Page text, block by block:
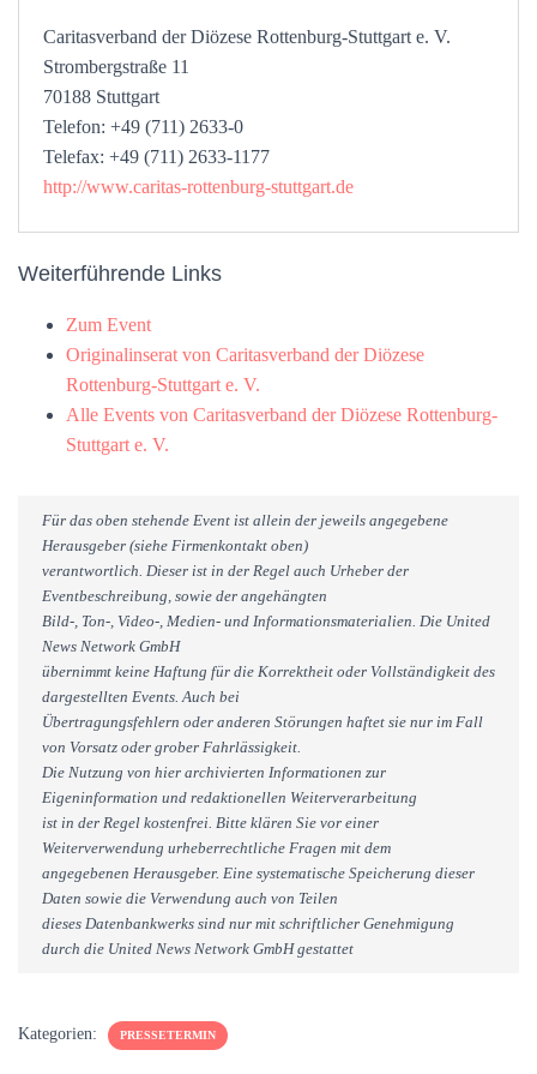
Caritasverband der Diözese Rottenburg-Stuttgart e. V.
Strombergstraße 11
70188 Stuttgart
Telefon: +49 (711) 2633-0
Telefax: +49 (711) 2633-1177
http://www.caritas-rottenburg-stuttgart.de
Weiterführende Links
Zum Event
Originalinserat von Caritasverband der Diözese
Rottenburg-Stuttgart e. V.
Alle Events von Caritasverband der Diözese Rottenburg-
Stuttgart e. V.
Für das oben stehende Event ist allein der jeweils angegebene
Herausgeber (siehe Firmenkontakt oben)
verantwortlich. Dieser ist in der Regel auch Urheber der
Eventbeschreibung, sowie der angehängten
Bild-, Ton-, Video-, Medien- und Informationsmaterialien. Die United
News Network GmbH
übernimmt keine Haftung für die Korrektheit oder Vollständigkeit des
dargestellten Events. Auch bei
Übertragungsfehlern oder anderen Störungen haftet sie nur im Fall
von Vorsatz oder grober Fahrlässigkeit.
Die Nutzung von hier archivierten Informationen zur
Eigeninformation und redaktionellen Weiterverarbeitung
ist in der Regel kostenfrei. Bitte klären Sie vor einer
Weiterverwendung urheberrechtliche Fragen mit dem
angegebenen Herausgeber. Eine systematische Speicherung dieser
Daten sowie die Verwendung auch von Teilen
dieses Datenbankwerks sind nur mit schriftlicher Genehmigung
durch die United News Network GmbH gestattet
Kategorien: PRESSETERMIN